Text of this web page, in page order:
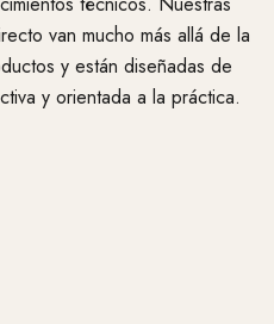
van mucho más allá de la
y están diseñadas de
y orientada a la práctica.